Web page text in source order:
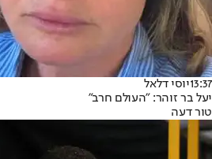
13:37יוסי דלאל
יעל בר זוהר: "העולם חרב"
טור דעה